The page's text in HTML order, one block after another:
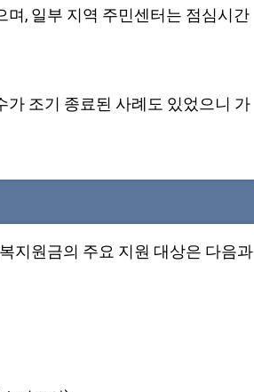
며, 일부 지역 주민센터는 점심시간
가 조기 종료된 사례도 있었으니 가
지원금의 주요 지원 대상은 다음과